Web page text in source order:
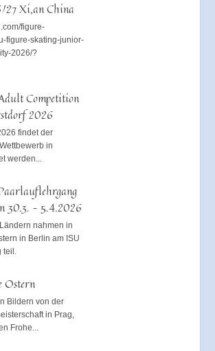
27 Xi,an China
figure-
figure-skating-junior-
2026/?
Competition
2026
findet der
in
werden...
30.3. – 5.4.2026
nahmen in
in Berlin am ISU
teil.
Ostern
Bildern von der
in Prag,
Frohe...